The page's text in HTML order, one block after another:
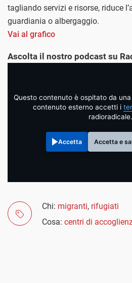
tagliando servizi e risorse, riduce
guardiania o albergaggio.
Vai al grafico
Ascolta il nostro podcast su
Questo contenuto è ospitato da
contenuto esterno accetti i
Accetta Accetta e
Chi: migranti, rifugiati
Cosa: centri di